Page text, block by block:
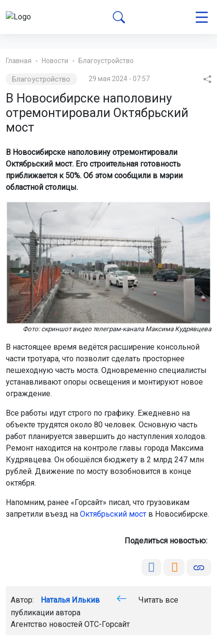
Главная Новости Благоустройство
Благоустройство 29 мая 2024 - 07:57
В Новосибирске наполовину
отремонтировали Октябрьский
мост
В Новосибирске наполовину отремонтировали
Октябрьский мост. Его строительная готовность
приближается к 50%. Об этом сообщили в мэрии
областной столицы.
Фото: скриншот видео телеграм-канала Максима Кудрявцева
В настоящее время ведётся расширение консольной
части тротуара, что позволит сделать просторнее
пешеходную часть моста. Одновременно специалисты
устанавливают опоры освещения и монтируют новое
ограждение.
Все работы идут строго по графику. Ежедневно на
объекте трудятся около 80 человек. Основную часть
работ планируется завершить до наступления холодов.
Ремонт находится на контроле главы города Максима
Кудрявцева. Он обошёлся бюджету в 2 млрд 247 млн
рублей. Движение по мосту возобновится в конце
октября.
Напомним, ранее «Горсайт» писал, что грузовикам
запретили въезд на Октябрьский мост в Новосибирске.
Поделиться новостью:
Автор: Наталья Илькив
Читать все
публикации автора
Агентство новостей ОТС-Горсайт